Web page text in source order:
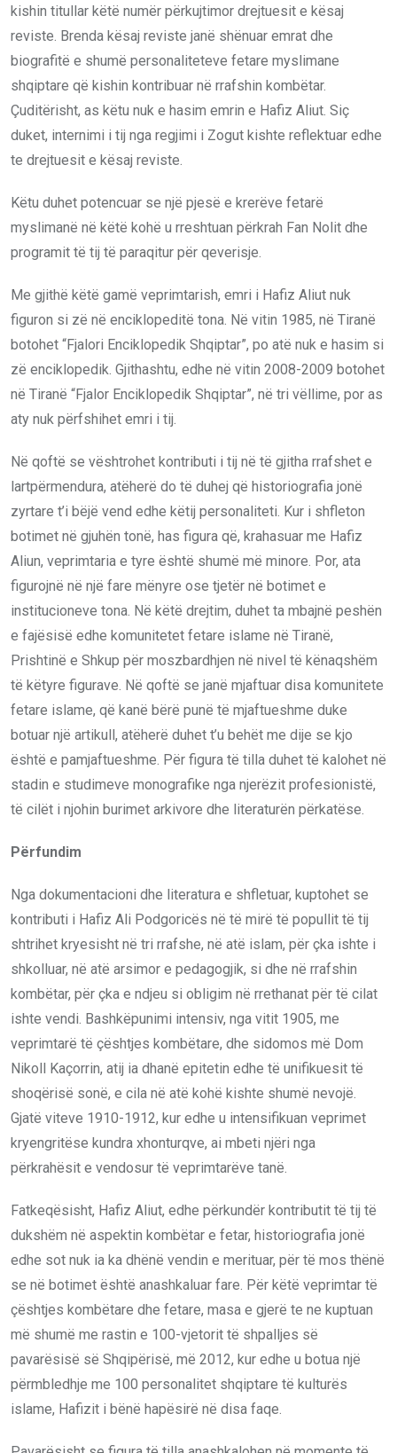
kishin titullar këtë numër përkujtimor drejtuesit e kësaj
reviste. Brenda kësaj reviste janë shënuar emrat dhe
biografitë e shumë personaliteteve fetare myslimane
shqiptare që kishin kontribuar në rrafshin kombëtar.
Çuditërisht, as këtu nuk e hasim emrin e Hafiz Aliut. Siç
duket, internimi i tij nga regjimi i Zogut kishte reflektuar edhe
te drejtuesit e kësaj reviste.
Këtu duhet potencuar se një pjesë e krerëve fetarë
myslimanë në këtë kohë u rreshtuan përkrah Fan Nolit dhe
programit të tij të paraqitur për qeverisje.
Me gjithë këtë gamë veprimtarish, emri i Hafiz Aliut nuk
figuron si zë në enciklopeditë tona. Në vitin 1985, në Tiranë
botohet “Fjalori Enciklopedik Shqiptar”, po atë nuk e hasim si
zë enciklopedik. Gjithashtu, edhe në vitin 2008-2009 botohet
në Tiranë “Fjalor Enciklopedik Shqiptar”, në tri vëllime, por as
aty nuk përfshihet emri i tij.
Në qoftë se vështrohet kontributi i tij në të gjitha rrafshet e
lartpërmendura, atëherë do të duhej që historiografia jonë
zyrtare t’i bëjë vend edhe këtij personaliteti. Kur i shfleton
botimet në gjuhën tonë, has figura që, krahasuar me Hafiz
Aliun, veprimtaria e tyre është shumë më minore. Por, ata
figurojnë në një fare mënyre ose tjetër në botimet e
institucioneve tona. Në këtë drejtim, duhet ta mbajnë peshën
e fajësisë edhe komunitetet fetare islame në Tiranë,
Prishtinë e Shkup për moszbardhjen në nivel të kënaqshëm
të këtyre figurave. Në qoftë se janë mjaftuar disa komunitete
fetare islame, që kanë bërë punë të mjaftueshme duke
botuar një artikull, atëherë duhet t’u behët me dije se kjo
është e pamjaftueshme. Për figura të tilla duhet të kalohet në
stadin e studimeve monografike nga njerëzit profesionistë,
të cilët i njohin burimet arkivore dhe literaturën përkatëse.
Përfundim
Nga dokumentacioni dhe literatura e shfletuar, kuptohet se
kontributi i Hafiz Ali Podgoricës në të mirë të popullit të tij
shtrihet kryesisht në tri rrafshe, në atë islam, për çka ishte i
shkolluar, në atë arsimor e pedagogjik, si dhe në rrafshin
kombëtar, për çka e ndjeu si obligim në rrethanat për të cilat
ishte vendi. Bashkëpunimi intensiv, nga vitit 1905, me
veprimtarë të çështjes kombëtare, dhe sidomos më Dom
Nikoll Kaçorrin, atij ia dhanë epitetin edhe të unifikuesit të
shoqërisë sonë, e cila në atë kohë kishte shumë nevojë.
Gjatë viteve 1910-1912, kur edhe u intensifikuan veprimet
kryengritëse kundra xhonturqve, ai mbeti njëri nga
përkrahësit e vendosur të veprimtarëve tanë.
Fatkeqësisht, Hafiz Aliut, edhe përkundër kontributit të tij të
dukshëm në aspektin kombëtar e fetar, historiografia jonë
edhe sot nuk ia ka dhënë vendin e merituar, për të mos thënë
se në botimet është anashkaluar fare. Për këtë veprimtar të
çështjes kombëtare dhe fetare, masa e gjerë te ne kuptuan
më shumë me rastin e 100-vjetorit të shpalljes së
pavarësisë së Shqipërisë, më 2012, kur edhe u botua një
përmbledhje me 100 personalitet shqiptare të kulturës
islame, Hafizit i bënë hapësirë në disa faqe.